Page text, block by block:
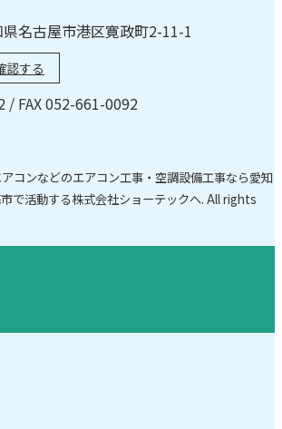
名古屋市港区寛政町2-11-1
認する
/ FAX 052-661-0092
コンなどのエアコン工事・空調設備工事なら愛知
で活動する株式会社ショーテックへ. All rights